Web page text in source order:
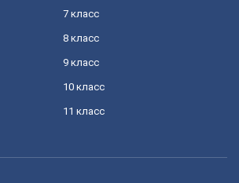
7 класс
8 класс
9 класс
10 класс
11 класс